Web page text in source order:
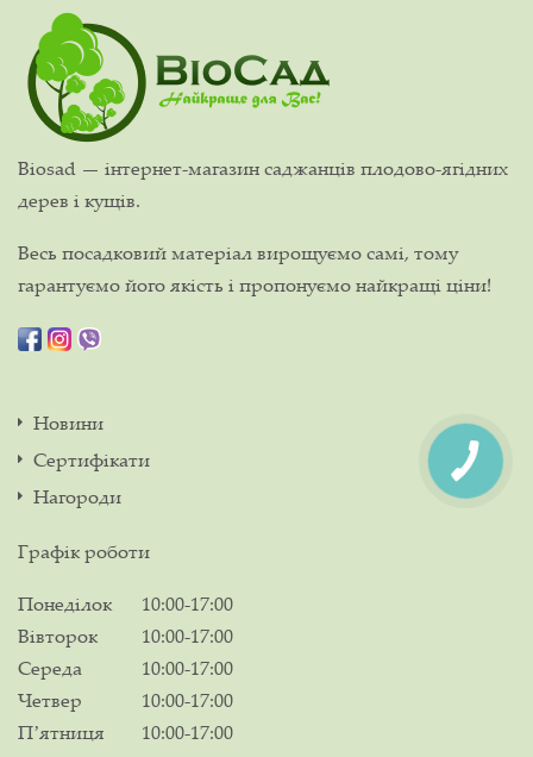
Biosad — інтернет-магазин саджанців плодово-ягідних
дерев і кущів.
Весь посадковий матеріал вирощуємо самі, тому
гарантуємо його якість і пропонуємо найкращі ціни!
Новини
Сертифікати
Нагороди
Графік роботи
Понеділок
10:00-17:00
Вівторок
10:00-17:00
Середа
10:00-17:00
Четвер
10:00-17:00
Пʼятниця
10:00-17:00